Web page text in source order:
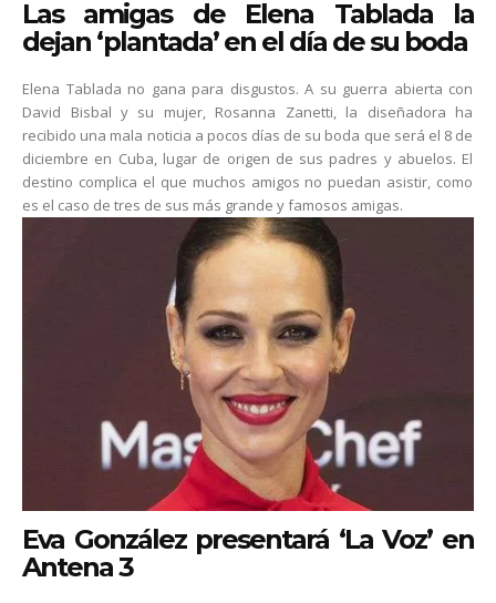
Las amigas de Elena Tablada la
dejan ‘plantada’ en el día de su boda
Elena Tablada no gana para disgustos. A su guerra abierta con
David Bisbal y su mujer, Rosanna Zanetti, la diseñadora ha
recibido una mala noticia a pocos días de su boda que será el 8 de
diciembre en Cuba, lugar de origen de sus padres y abuelos. El
destino complica el que muchos amigos no puedan asistir, como
es el caso de tres de sus más grande y famosos amigas.
Eva González presentará ‘La Voz’ en
Antena 3